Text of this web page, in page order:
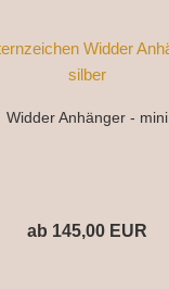
Widder Anhänger - mini
ab 145,00 EUR